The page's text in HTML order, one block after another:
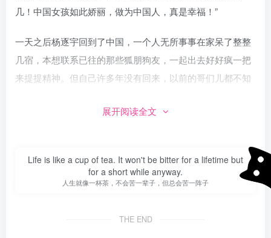
几！中国女孩如此娇丽，做为中国人，真是幸福！”
一天之后杨逐宇回到了中国，一个人无所事事在家呆了整整
几宿，本想联系已往的那些狐朋狗友，一起出去好好疯一把
来提提精神。但自己许多年没有回来，以前的哥们儿都不知
看过的小说〈倚天屠龙记〉。忽然心中一动，记得那时候看
这书的时候年纪尚小，最多也就十三四岁。其中情节虽然已
经模模糊糊，但那些主人翁的名字却还清晰无比的印在脑
展开阅读全文
Life is like a cup of tea. It won't be bitter for a lifetime but
for a short while anyway.
人生就像一杯茶，不会苦一辈子，但总会苦一阵子
THE END